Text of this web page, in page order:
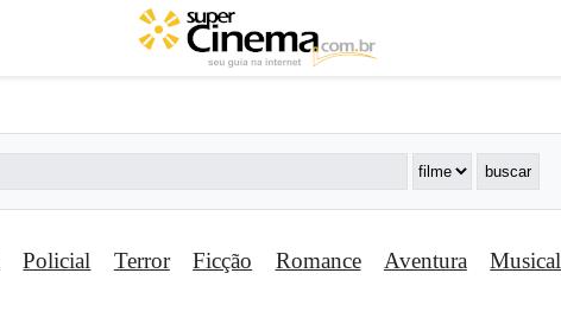
Policial Terror Ficção Romance Aventura Musical